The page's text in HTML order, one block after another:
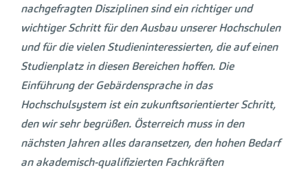
nachgefragten Disziplinen sind ein richtiger und
wichtiger Schritt für den Ausbau unserer Hochschulen
und für die vielen Studieninteressierten, die auf einen
Studienplatz in diesen Bereichen hoffen. Die
Einführung der Gebärdensprache in das
Hochschulsystem ist ein zukunftsorientierter Schritt,
den wir sehr begrüßen. Österreich muss in den
nächsten Jahren alles daransetzen, den hohen Bedarf
an akademisch-qualifizierten Fachkräften